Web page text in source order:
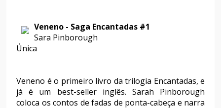
Veneno - Saga Encantadas #1
Sara Pinborough
Única
Veneno é o primeiro livro da trilogia Encantadas, e
já é um best-seller inglês. Sarah Pinborough
coloca os contos de fadas de ponta-cabeça e narra